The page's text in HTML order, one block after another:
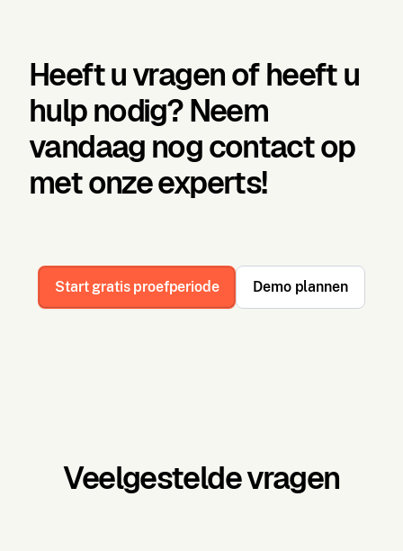
Heeft u vragen of heeft u
hulp nodig? Neem
vandaag nog contact op
met onze experts!
Start gratis proefperiode Demo plannen
Veelgestelde vragen